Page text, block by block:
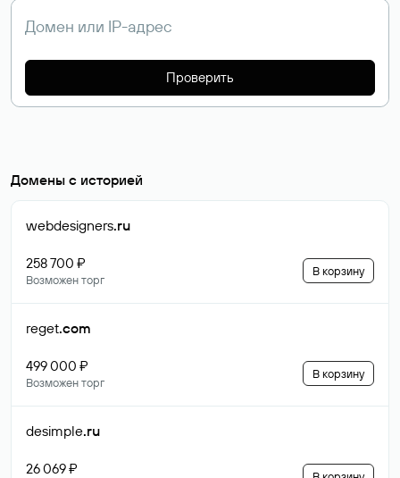
Проверить
Домены с историей
webdesigners.ru
258 700 ₽
Возможен торг
В корзину
reget.com
499 000 ₽
Возможен торг
В корзину
desimple.ru
26 069 ₽